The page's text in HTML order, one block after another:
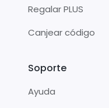
Regalar PLUS
Canjear código
Soporte
Ayuda